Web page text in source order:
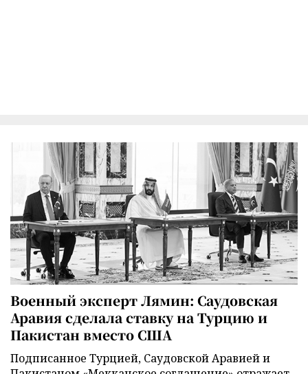
Военный эксперт Лямин: Саудовская
Аравия сделала ставку на Турцию и
Пакистан вместо США
Подписанное Турцией, Саудовской Аравией и